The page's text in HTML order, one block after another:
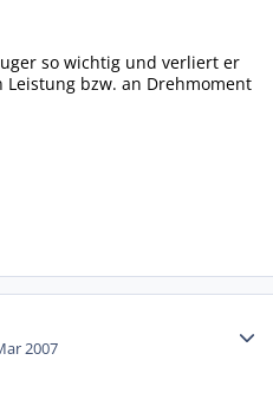
so wichtig und verliert er
bzw. an Drehmoment
2007